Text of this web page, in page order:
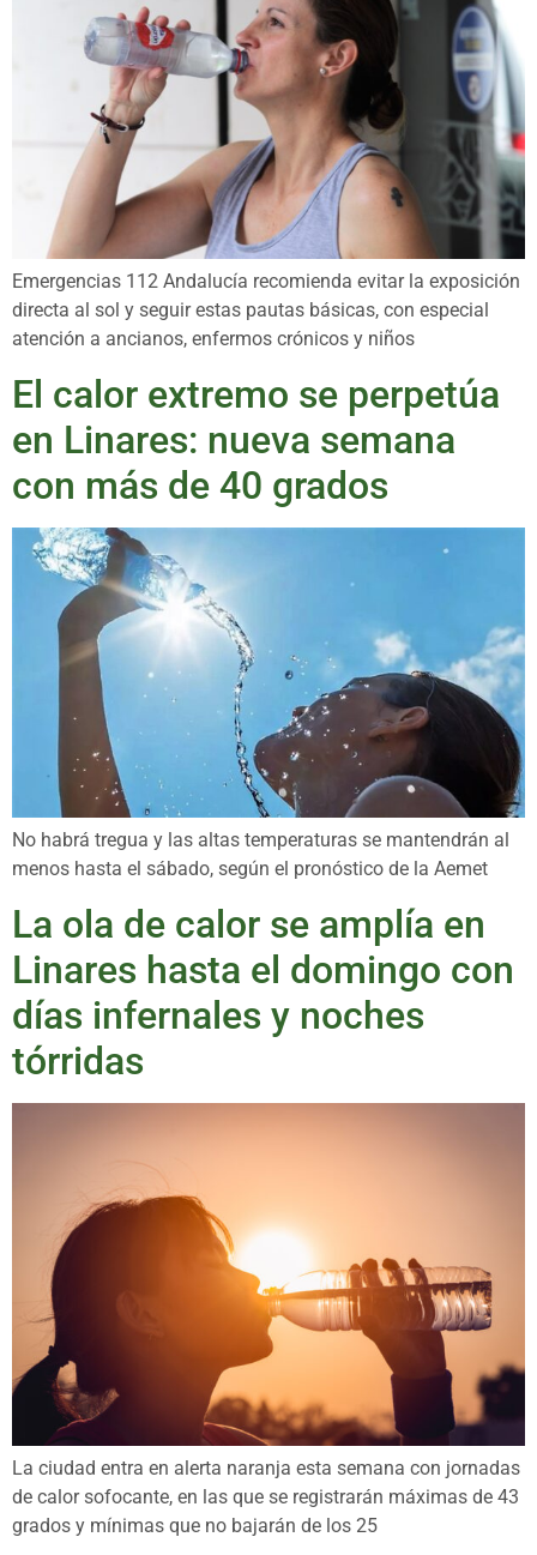
Emergencias 112 Andalucía recomienda evitar la exposición
directa al sol y seguir estas pautas básicas, con especial
atención a ancianos, enfermos crónicos y niños
El calor extremo se perpetúa
en Linares: nueva semana
con más de 40 grados
No habrá tregua y las altas temperaturas se mantendrán al
menos hasta el sábado, según el pronóstico de la Aemet
La ola de calor se amplía en
Linares hasta el domingo con
días infernales y noches
tórridas
La ciudad entra en alerta naranja esta semana con jornadas
de calor sofocante, en las que se registrarán máximas de 43
grados y mínimas que no bajarán de los 25